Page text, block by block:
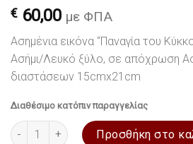
€ 60,00 με ΦΠΑ
Ασημένια εικόνα “Παναγία του
Ασήμι/Λευκό ξύλο, σε απόχρωση
διαστάσεων 15cmx21cm
Διαθέσιμο κατόπιν παραγγελίας
Εικόνα ασημένια Παναγία του Κύκκου
Προσθήκη στο